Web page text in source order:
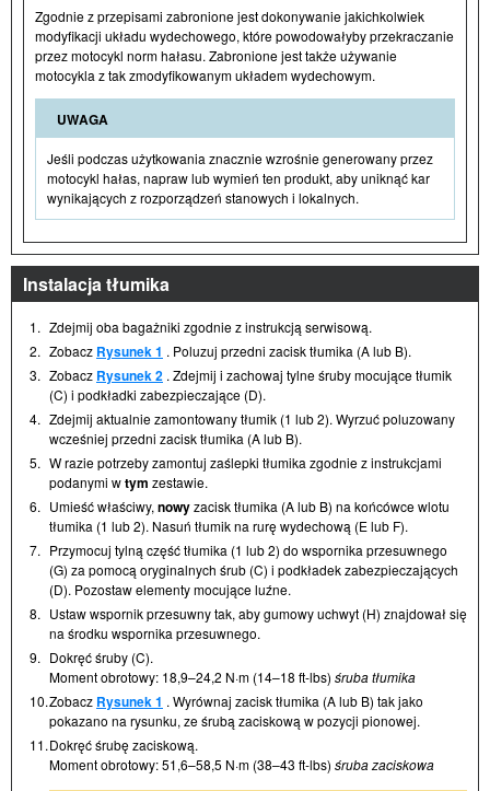
Zgodnie z przepisami zabronione jest dokonywanie jakichkolwiek
modyfikacji układu wydechowego, które powodowałyby przekraczanie
przez motocykl norm hałasu. Zabronione jest także używanie
motocykla z tak zmodyfikowanym układem wydechowym.
UWAGA
Jeśli podczas użytkowania znacznie wzrośnie generowany przez
motocykl hałas, napraw lub wymień ten produkt, aby uniknąć kar
wynikających z rozporządzeń stanowych i lokalnych.
Instalacja tłumika
1. Zdejmij oba bagażniki zgodnie z instrukcją serwisową.
2. Zobacz Rysunek 1 . Poluzuj przedni zacisk tłumika (A lub B).
3. Zobacz Rysunek 2 . Zdejmij i zachowaj tylne śruby mocujące tłumik
(C) i podkładki zabezpieczające (D).
4. Zdejmij aktualnie zamontowany tłumik (1 lub 2). Wyrzuć poluzowany
wcześniej przedni zacisk tłumika (A lub B).
5. W razie potrzeby zamontuj zaślepki tłumika zgodnie z instrukcjami
podanymi wtym zestawie.
6. Umieść właściwy, nowyzacisk tłumika (A lub B) na końcówce wlotu
tłumika (1 lub 2). Nasuń tłumik na rurę wydechową (E lub F).
7. Przymocuj tylną część tłumika (1 lub 2) do wspornika przesuwnego
(G) za pomocą oryginalnych śrub (C) i podkładek zabezpieczających
(D). Pozostaw elementy mocujące luźne.
8. Ustaw wspornik przesuwny tak, aby gumowy uchwyt (H) znajdował się
na środku wspornika przesuwnego.
9. Dokręć śruby (C).
Moment obrotowy: 18,9–24,2 N·m (14–18 ft-lbs) śruba tłumika
10.Zobacz Rysunek 1 . Wyrównaj zacisk tłumika (A lub B) tak jako
pokazano na rysunku, ze śrubą zaciskową w pozycji pionowej.
11.Dokręć śrubę zaciskową.
Moment obrotowy: 51,6–58,5 N·m (38–43 ft-lbs) śruba zaciskowa